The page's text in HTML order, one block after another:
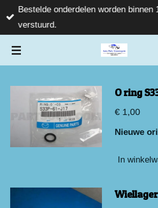
Ga
direct
de
Bestelde onderdelen worden binnen
verstuurd.
O ring
€ 1,00
Nieuwe
In